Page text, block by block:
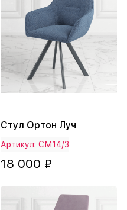
Стул Ортон Луч
Артикул: СМ14/3
18 000 ₽